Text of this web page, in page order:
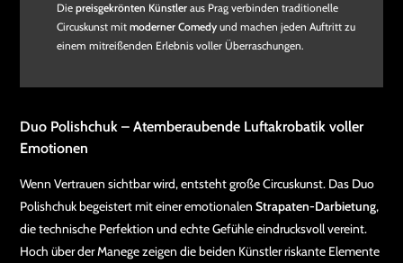
Die preisgekrönten Künstler aus Prag verbinden traditionelle
Circuskunst mit moderner Comedy und machen jeden Auftritt zu
einem mitreißenden Erlebnis voller Überraschungen.
Duo Polishchuk – Atemberaubende Luftakrobatik voller
Emotionen
Wenn Vertrauen sichtbar wird, entsteht große Circuskunst. Das Duo
Polishchuk begeistert mit einer emotionalen Strapaten-Darbietung,
die technische Perfektion und echte Gefühle eindrucksvoll vereint.
Hoch über der Manege zeigen die beiden Künstler riskante Elemente